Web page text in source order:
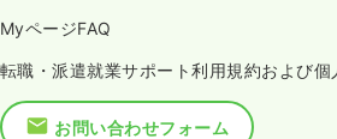
MyページFAQ
転職・派遣就業サポート利用規約および個
お問い合わせフォーム